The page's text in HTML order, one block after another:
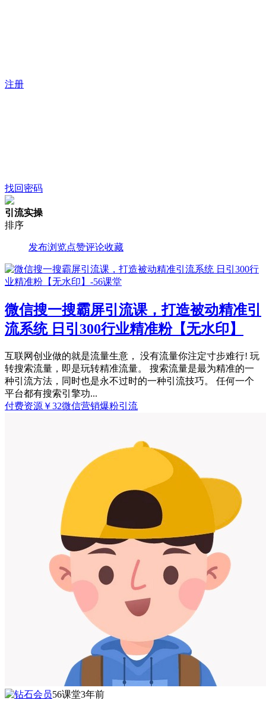
注册
找回密码
引流实操
排序
发布浏览点赞评论收藏
微信搜一搜霸屏引流课，打造被动精准引
流系统 日引300行业精准粉【无水印】
互联网创业做的就是流量生意， 没有流量你注定寸步难行! 玩
转搜索流量，即是玩转精准流量。 搜索流量是最为精准的一
种引流方法，同时也是永不过时的一种引流技巧。 任何一个
平台都有搜索引擎功...
付费资源 ￥32微信营销爆粉引流
56课堂3年前